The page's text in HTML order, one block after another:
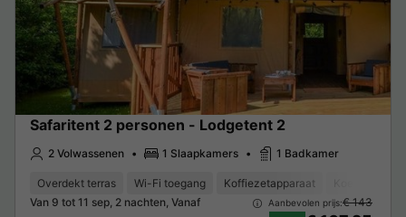
Safaritent 2 personen - Lodgetent 2
2 Volwassenen 1 Slaapkamers 1 Badkamer
Overdekt terras Wi-Fi toegang Koffiezetapparaat
Van 9 tot 11 sep, 2 nachten, Vanaf
Aanbevolen prijs:€ 143